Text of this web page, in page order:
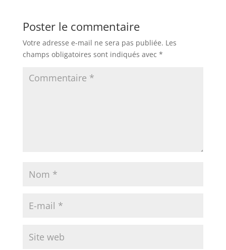
Poster le commentaire
Votre adresse e-mail ne sera pas publiée. Les
champs obligatoires sont indiqués avec *